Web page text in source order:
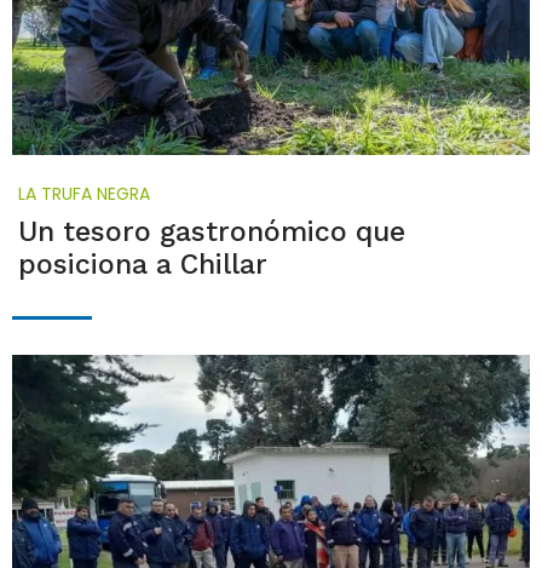
LA TRUFA NEGRA
Un tesoro gastronómico que
posiciona a Chillar